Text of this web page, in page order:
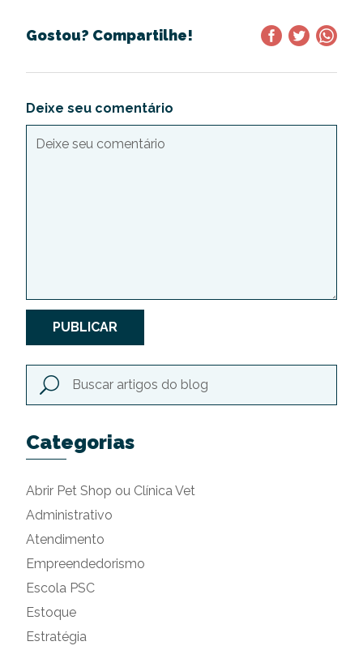
Gostou? Compartilhe!
Deixe seu comentário
PUBLICAR
Categorias
Abrir Pet Shop ou Clínica Vet
Administrativo
Atendimento
Empreendedorismo
Escola PSC
Estoque
Estratégia